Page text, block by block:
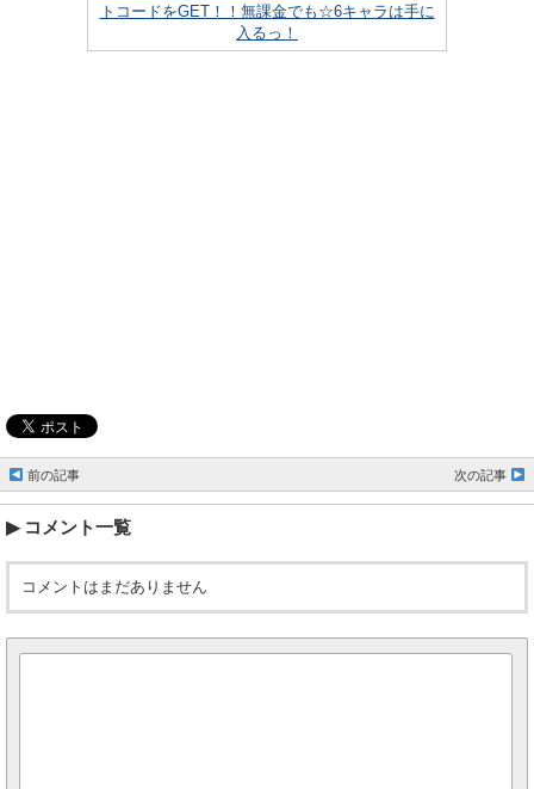
トコードをGET！！無課金でも☆6キャラは手に
入るっ！
前の記事 次の記事
コメント一覧
コメントはまだありません